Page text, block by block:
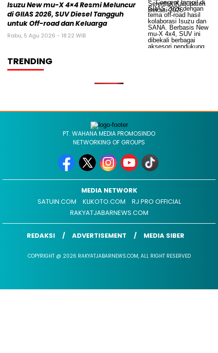
Isuzu New mu-X 4×4 Resmi Meluncur
di GIIAS 2026, SUV Diesel Tangguh
untuk Off-road dan Keluarga
Rabu, 5 Agu 2026 - 18:22 WIB
TRENDING
PT. WAHANA MEDIA PROMOSINDO
NETWORKING OF GROUPS
MEDIA NETWORK
SATUIN.COM
KLIKOTO.COM
RJ PRO OFFICIAL
RAKYATJABARNEWS.COM
REDAKSI ADVERTISEMENT MEDIA SIBER
COPYRIGHT @ 2026 RAKYATJABARNEWS.COM, ALL RIGHT RESERVED